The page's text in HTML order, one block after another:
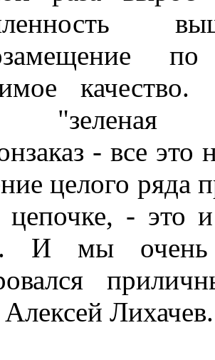
качество.
"зеленая
- все
целого ряда
- это
И мы очень
Лихачев.